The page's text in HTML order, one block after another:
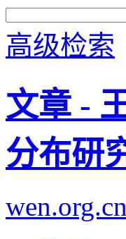
高级检索
文章 -
分布研
wen.org.cn